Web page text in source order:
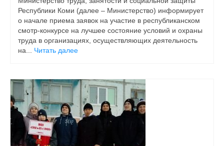
Республики Коми (далее – Министерство) информирует
о начале приема заявок на участие в республиканском
смотр-конкурсе на лучшее состояние условий и охраны
труда в организациях, осуществляющих деятельность
на... Читать далее